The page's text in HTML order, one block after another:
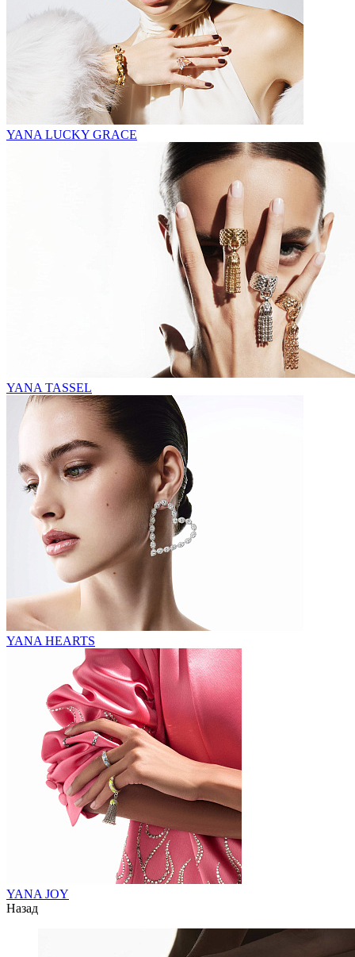
YANA LUCKY GRACE
YANA TASSEL
YANA HEARTS
YANA JOY
Назад